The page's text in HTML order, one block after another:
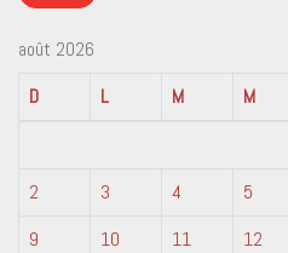
août 2026
D
L M M
2
3 4 5
9
10 11 12